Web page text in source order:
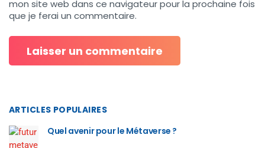
mon site web dans ce navigateur pour la prochaine fois
que je ferai un commentaire.
ARTICLES POPULAIRES
Quel avenir pour le Métaverse ?